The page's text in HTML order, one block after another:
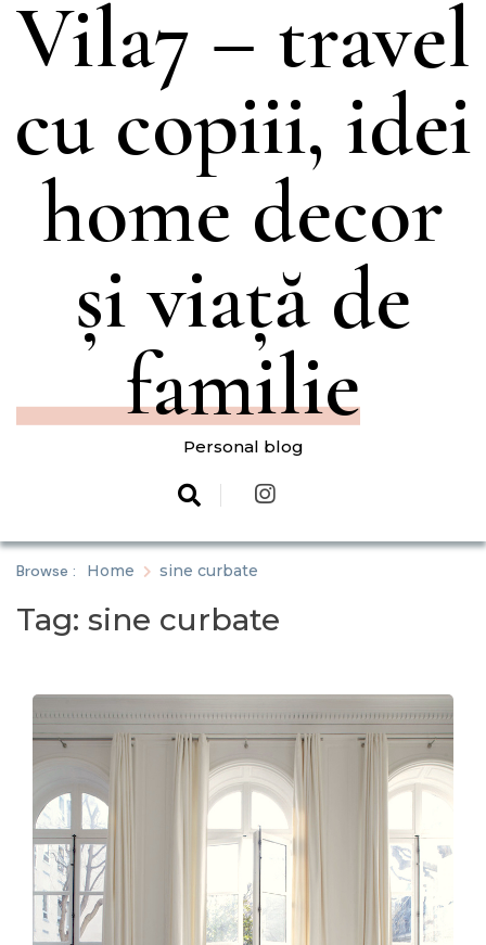
Vila7 – travel
cu copiii, idei
home decor
și viață de
familie
Personal blog
Browse : Home sine curbate
Tag: sine curbate